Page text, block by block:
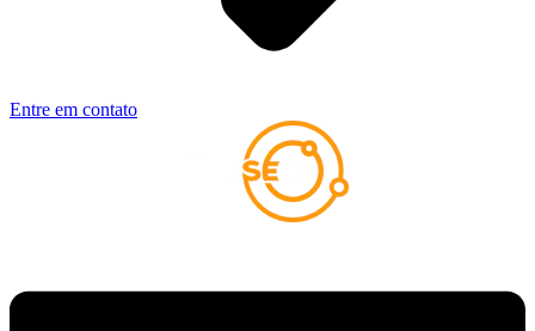
Entre em contato